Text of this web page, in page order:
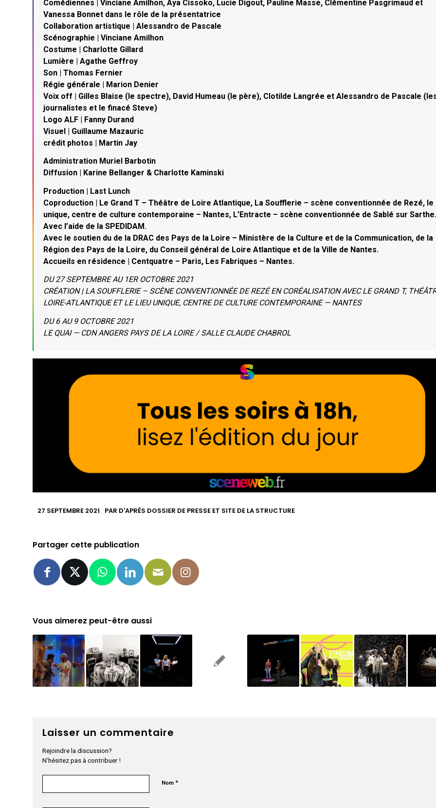
Comédiennes | Vinciane Amilhon, Aya Cissoko, Lucie Digout, Pauline Masse, Clémentine Pasgrimaud et
Vanessa Bonnet dans le rôle de la présentatrice
Collaboration artistique | Alessandro de Pascale
Scénographie | Vinciane Amilhon
Costume | Charlotte Gillard
Lumière | Agathe Geffroy
Son | Thomas Fernier
Régie générale | Marion Denier
Voix off | Gilles Blaise (le spectre), David Humeau (le père), Clotilde Langrée et Alessandro de Pascale
journalistes et le finacé Steve)
Logo ALF | Fanny Durand
Visuel | Guillaume Mazauric
crédit photos | Martin Jay
Administration Muriel Barbotin
Diffusion | Karine Bellanger & Charlotte Kaminski
Production | Last Lunch
Coproduction | Le Grand T – Théâtre de Loire Atlantique, La Soufflerie – scène conventionnée de Rezé, le
unique, centre de culture contemporaine – Nantes, L’Entracte – scène conventionnée de Sablé sur
Avec l’aide de la SPEDIDAM.
Avec le soutien du de la DRAC des Pays de la Loire – Ministère de la Culture et de la Communication, de la
Région des Pays de la Loire, du Conseil général de Loire Atlantique et de la Ville de Nantes.
Accueils en résidence | Centquatre – Paris, Les Fabriques – Nantes.
DU 27 SEPTEMBRE AU 1ER OCTOBRE 2021
CRÉATION | LA SOUFFLERIE – SCÈNE CONVENTIONNÉE DE REZÉ EN CORÉALISATION AVEC LE GRAND T,
LOIRE-ATLANTIQUE ET LE LIEU UNIQUE, CENTRE DE CULTURE CONTEMPORAINE — NANTES
DU 6 AU 9 OCTOBRE 2021
LE QUAI — CDN ANGERS PAYS DE LA LOIRE / SALLE CLAUDE CHABROL
27 SEPTEMBRE 2021 PAR D'APRÈS DOSSIER DE PRESSE ET SITE DE LA STRUCTURE
Partager cette publication
Vous aimerez peut-être aussi
Laisser un commentaire
Rejoindre la discussion?
N’hésitez pas à contribuer !
Nom*